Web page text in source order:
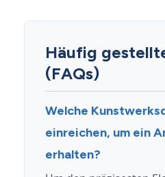
Häufig
(FAQs)
Welche
einreichen, um ein
erhalten?